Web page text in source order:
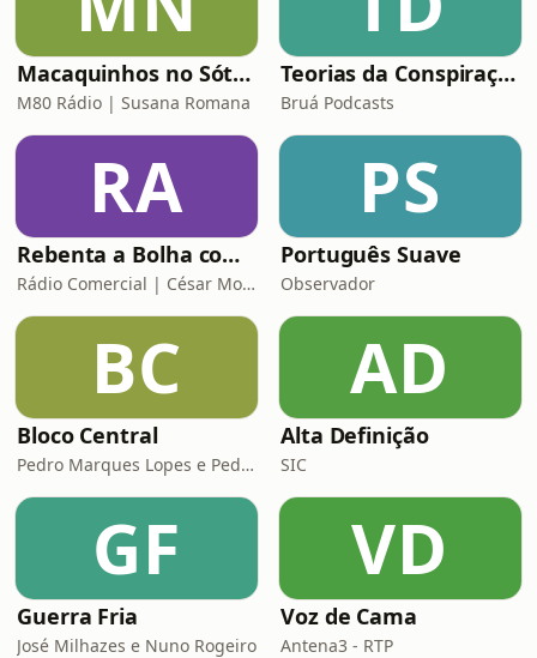
Macaquinhos no Sótão
M80 Rádio | Susana Romana
Teorias da Conspiração
Bruá Podcasts
RA
Rebenta a Bolha com César Mourão
Rádio Comercial | César Mourão
PS
Português Suave
Observador
BC
Bloco Central
Pedro Marques Lopes e Pedro Siza Vieira
AD
Alta Definição
SIC
GF
Guerra Fria
José Milhazes e Nuno Rogeiro
VD
Voz de Cama
Antena3 - RTP